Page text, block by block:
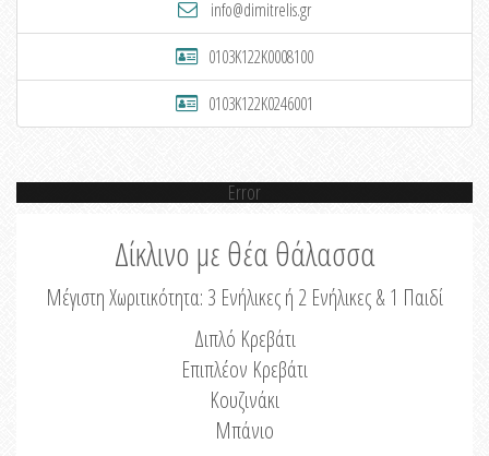
info@dimitrelis.gr
0103K122K0008100
0103K122K0246001
Error
Δίκλινο με θέα θάλασσα
Μέγιστη Χωριτικότητα: 3 Ενήλικες ή 2 Ενήλικες & 1 Παιδί
Διπλό Κρεβάτι
Επιπλέον Κρεβάτι
Κουζινάκι
Μπάνιο